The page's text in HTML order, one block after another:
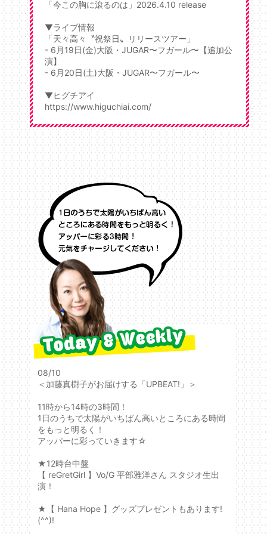
「今この胸に滾るのは」2026.4.10 release
▼ライブ情報
「天々高々〝祝祭日〟リリースツアー」
- 6月19日(金)⼤阪・JUGAR〜フガール〜【追加公
演】
- 6月20日(⼟)⼤阪・JUGAR〜フガール〜
▼ヒグチアイ
https://www.higuchiai.com/
08/10
＜加藤真樹子がお届けする「UPBEAT!」＞
11時から14時の3時間！
1日のうちで太陽がいちばん高いところにある時間
をもっと明るく！
アッパーに彩っていきます☆
★12時台中盤
【 reGretGirl 】Vo/G 平部雅洋さん スタジオ生出
演！
★【 Hana Hope 】グッズプレゼントもあります!
(^^)!